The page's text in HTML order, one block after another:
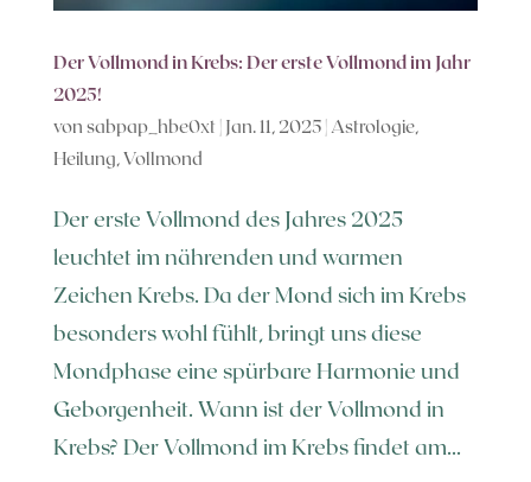
Der Vollmond in Krebs: Der erste Vollmond im Jahr
2025!
von sabpap_hbe0xt | Jan. 11, 2025| Astrologie,
Heilung,Vollmond
Der erste Vollmond des Jahres 2025
leuchtet im nährenden und warmen
Zeichen Krebs. Da der Mond sich im Krebs
besonders wohl fühlt, bringt uns diese
Mondphase eine spürbare Harmonie und
Geborgenheit. Wann ist der Vollmond in
Krebs? Der Vollmond im Krebs findet am...